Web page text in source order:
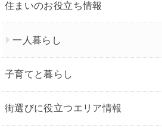
住まいのお役立ち情報
一人暮らし
子育てと暮らし
街選びに役立つエリア情報